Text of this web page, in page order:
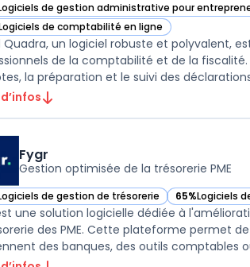
de gestion administrative pour
Cegid Quadra dans cette catégorie
de comptabilité en ligne
Cegid Quadra dans cette catégorie
Quadra, un logiciel robuste et polyvalent,
de la comptabilité et de la
la préparation et le suivi des
Fygr
Gestion optimisée de la trésorerie PME
de gestion de trésorerie
Fygr dans cette catégorie 65%Logiciels
— voir Fygr
une solution logicielle dédiée à
des PME. Cette plateforme permet
des banques, des outils comptables ou